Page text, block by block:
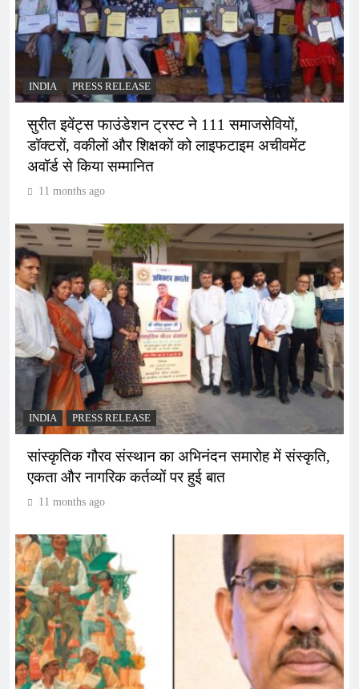
INDIA PRESS RELEASE
सुरीत इवेंट्स फाउंडेशन ट्रस्ट ने 111 समाजसेवियों,
डॉक्टरों, वकीलों और शिक्षकों को लाइफटाइम अचीवमेंट
अवॉर्ड से किया सम्मानित
11 months ago
INDIA PRESS RELEASE
सांस्कृतिक गौरव संस्थान का अभिनंदन समारोह में संस्कृति,
एकता और नागरिक कर्तव्यों पर हुई बात
11 months ago